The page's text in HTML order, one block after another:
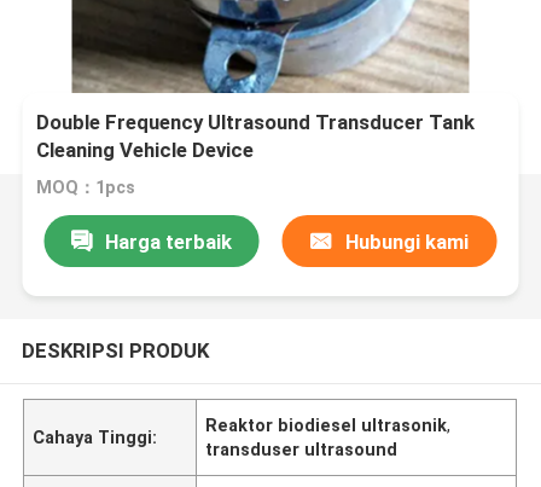
Double Frequency Ultrasound Transducer Tank
Cleaning Vehicle Device
MOQ：1pcs
Harga terbaik Hubungi kami
DESKRIPSI PRODUK
Cahaya Tinggi:
Reaktor biodiesel ultrasonik,
transduser ultrasound